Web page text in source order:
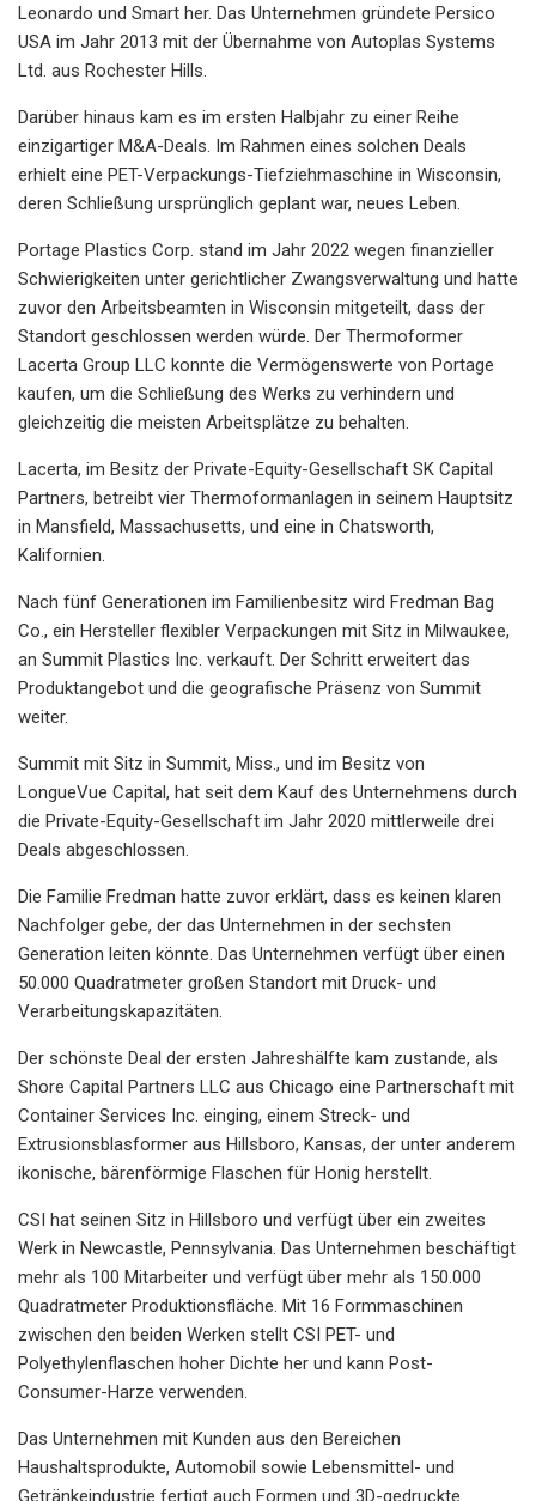
Leonardo und Smart her. Das Unternehmen gründete Persico
USA im Jahr 2013 mit der Übernahme von Autoplas Systems
Ltd. aus Rochester Hills.
Darüber hinaus kam es im ersten Halbjahr zu einer Reihe
einzigartiger M&A-Deals. Im Rahmen eines solchen Deals
erhielt eine PET-Verpackungs-Tiefziehmaschine in Wisconsin,
deren Schließung ursprünglich geplant war, neues Leben.
Portage Plastics Corp. stand im Jahr 2022 wegen finanzieller
Schwierigkeiten unter gerichtlicher Zwangsverwaltung und hatte
zuvor den Arbeitsbeamten in Wisconsin mitgeteilt, dass der
Standort geschlossen werden würde. Der Thermoformer
Lacerta Group LLC konnte die Vermögenswerte von Portage
kaufen, um die Schließung des Werks zu verhindern und
gleichzeitig die meisten Arbeitsplätze zu behalten.
Lacerta, im Besitz der Private-Equity-Gesellschaft SK Capital
Partners, betreibt vier Thermoformanlagen in seinem Hauptsitz
in Mansfield, Massachusetts, und eine in Chatsworth,
Kalifornien.
Nach fünf Generationen im Familienbesitz wird Fredman Bag
Co., ein Hersteller flexibler Verpackungen mit Sitz in Milwaukee,
an Summit Plastics Inc. verkauft. Der Schritt erweitert das
Produktangebot und die geografische Präsenz von Summit
weiter.
Summit mit Sitz in Summit, Miss., und im Besitz von
LongueVue Capital, hat seit dem Kauf des Unternehmens durch
die Private-Equity-Gesellschaft im Jahr 2020 mittlerweile drei
Deals abgeschlossen.
Die Familie Fredman hatte zuvor erklärt, dass es keinen klaren
Nachfolger gebe, der das Unternehmen in der sechsten
Generation leiten könnte. Das Unternehmen verfügt über einen
50.000 Quadratmeter großen Standort mit Druck- und
Verarbeitungskapazitäten.
Der schönste Deal der ersten Jahreshälfte kam zustande, als
Shore Capital Partners LLC aus Chicago eine Partnerschaft mit
Container Services Inc. einging, einem Streck- und
Extrusionsblasformer aus Hillsboro, Kansas, der unter anderem
ikonische, bärenförmige Flaschen für Honig herstellt.
CSI hat seinen Sitz in Hillsboro und verfügt über ein zweites
Werk in Newcastle, Pennsylvania. Das Unternehmen beschäftigt
mehr als 100 Mitarbeiter und verfügt über mehr als 150.000
Quadratmeter Produktionsfläche. Mit 16 Formmaschinen
zwischen den beiden Werken stellt CSI PET- und
Polyethylenflaschen hoher Dichte her und kann Post-
Consumer-Harze verwenden.
Das Unternehmen mit Kunden aus den Bereichen
Haushaltsprodukte, Automobil sowie Lebensmittel- und
Getränkeindustrie fertigt auch Formen und 3D-gedruckte